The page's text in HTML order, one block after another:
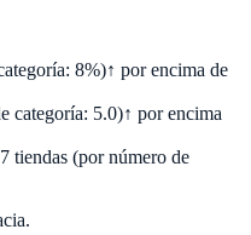
8%)↑ por encima de
categoría: 5.0)↑ por encima
7 tiendas (por número de
.